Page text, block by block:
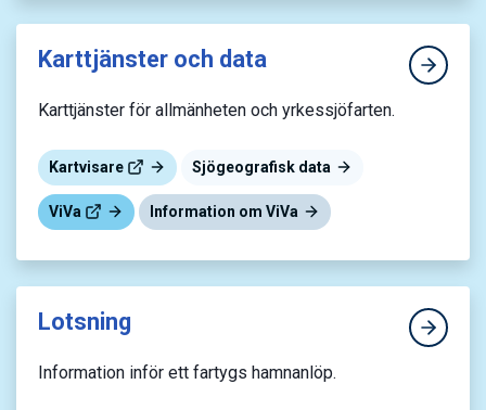
Karttjänster och data
Karttjänster för allmänheten och yrkessjöfarten.
Kartvisare Sjögeografisk data
ViVa Information om ViVa
Lotsning
Information inför ett fartygs hamnanlöp.